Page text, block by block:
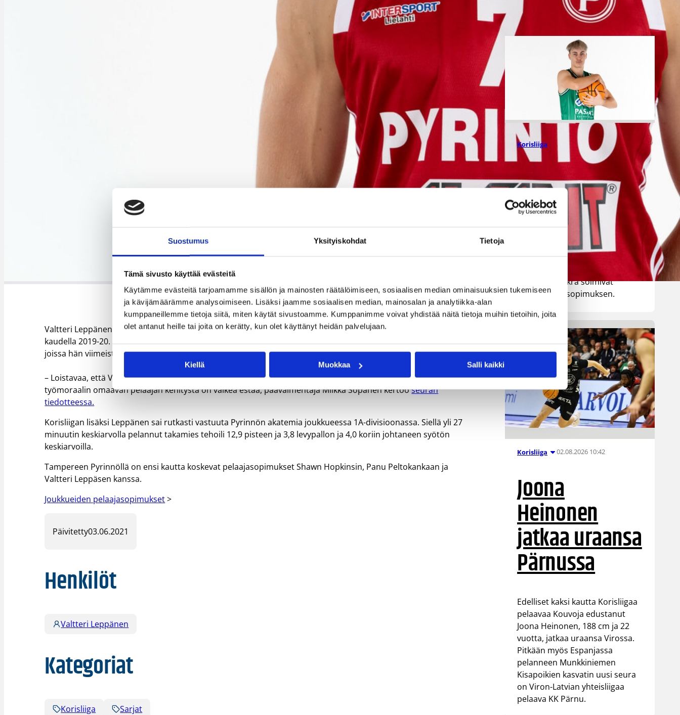
Suostumus Yksityiskohdat Tietoja
Tämä sivusto käyttää evästeitä
Käytämme evästeitä tarjoamamme sisällön ja mainosten räätälöimiseen, sosiaalisen median ominaisuuksien tukemiseen
ja kävijämäärämme analysoimiseen. Lisäksi jaamme sosiaalisen median, mainosalan ja analytiikka-alan
kumppaneillemme tietoja siitä, miten käytät sivustoamme. Kumppanimme voivat yhdistää näitä tietoja muihin tietoihin, joita
olet antanut heille tai joita on kerätty, kun olet käyttänyt heidän palvelujaan.
Kiellä Muokkaa Salli kaikki
Valtteri Leppänen on jyväskyläläisen HoNsU:n kasvatti, joka teki Korisliiga-debyyttinsä Joensuun Katajassa
kaudella 2019-20. Viime kaudella 187-senttinen Leppänen pelasi Pyrinnön paidassa Korisliigassa 24 ottelua,
joissa hän viimeisteli 4 pistettä ja 1,3 levypalloa ottelua kohden.
– Loistavaa, että Valtterin silkinpehmeä hypäri suhisee Pyynikin sukkiin ensi kaudellakin. Näin korkean
työmoraalin omaavan pelaajan kehitystä on vaikea estää, päävalmentaja Miikka Sopanen kertooseuran
tiedotteessa.
Korisliigan lisäksi Leppänen sai rutkasti vastuuta Pyrinnön akatemia joukkueessa 1A-divisioonassa. Siellä yli 27
minuutin keskiarvolla pelannut takamies tehoili 12,9 pisteen ja 3,8 levypallon ja 4,0 koriin johtaneen syötön
keskiarvoilla.
Tampereen Pyrinnöllä on ensi kautta koskevat pelaajasopimukset Shawn Hopkinsin, Panu Peltokankaan ja
Valtteri Leppäsen kanssa.
Joukkueiden pelaajasopimukset>
Päivitetty03.06.2021
Henkilöt
Valtteri Leppänen
Kategoriat
Korisliiga Sarjat
Korisliiga 05.08.2026 09:37
Niko Mykrä
Loimaa
Bisonsiin
Loimaalaisseura ja 189-
senttinen Mykrä solmivat
yksivuotisen sopimuksen.
Korisliiga 02.08.2026 10:42
Joona
Heinonen
jatkaa uraansa
Pärnussa
Edelliset kaksi kautta Korisliigaa
pelaavaa Kouvoja edustanut
Joona Heinonen, 188 cm ja 22
vuotta, jatkaa uraansa Virossa.
Pitkään myös Espanjassa
pelanneen Munkkiniemen
Kisapoikien kasvatin uusi seura
on Viron-Latvian yhteisliigaa
pelaava KK Pärnu.